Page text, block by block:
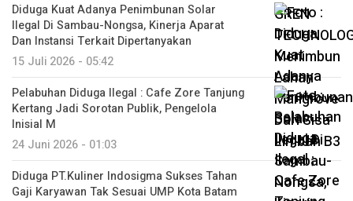
Diduga Kuat Adanya Penimbunan Solar
Ilegal Di Sambau-Nongsa, Kinerja Aparat
Dan Instansi Terkait Dipertanyakan
15 Juli 2026 - 05:42
Pelabuhan Diduga Ilegal : Cafe Zore Tanjung
Kertang Jadi Sorotan Publik, Pengelola
Inisial M
24 Juni 2026 - 01:03
Diduga PT.Kuliner Indosigma Sukses Tahan
Gaji Karyawan Tak Sesuai UMP Kota Batam